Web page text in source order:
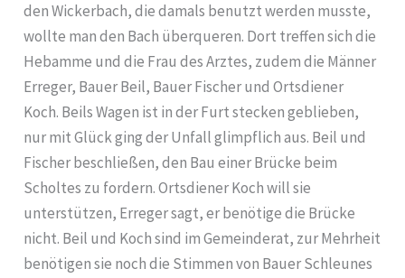
den Wickerbach, die damals benutzt werden musste,
wollte man den Bach überqueren. Dort treffen sich die
Hebamme und die Frau des Arztes, zudem die Männer
Erreger, Bauer Beil, Bauer Fischer und Ortsdiener
Koch. Beils Wagen ist in der Furt stecken geblieben,
nur mit Glück ging der Unfall glimpflich aus. Beil und
Fischer beschließen, den Bau einer Brücke beim
Scholtes zu fordern. Ortsdiener Koch will sie
unterstützen, Erreger sagt, er benötige die Brücke
nicht. Beil und Koch sind im Gemeinderat, zur Mehrheit
benötigen sie noch die Stimmen von Bauer Schleunes